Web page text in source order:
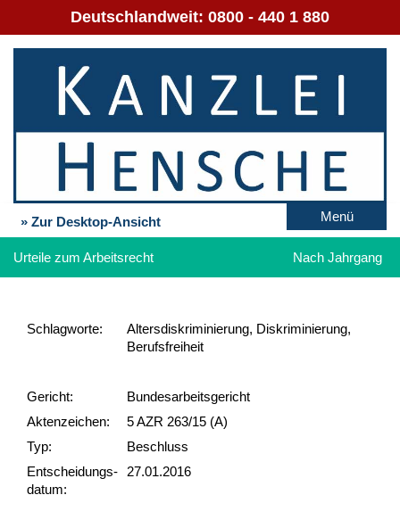
Deutschlandweit: 0800 - 440 1 880
» Zur Desktop-Ansicht Menü
Urteile zum Arbeitsrecht Nach Jahrgang
Schlag­worte:
Altersdiskriminierung, Diskriminierung,
Berufsfreiheit
Gericht:
Bundesarbeitsgericht
Akten­zeichen:
5 AZR 263/15 (A)
Typ:
Beschluss
Ent­scheid­ungs­
datum:
27.01.2016